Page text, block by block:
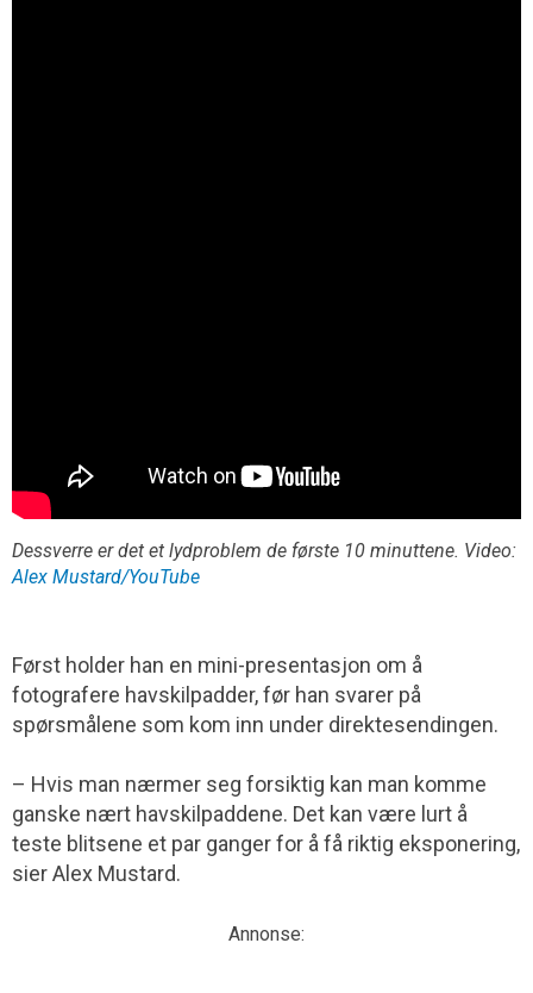
Dessverre er det et lydproblem de første 10 minuttene. Video:
Alex Mustard/YouTube
Først holder han en mini-presentasjon om å
fotografere havskilpadder, før han svarer på
spørsmålene som kom inn under direktesendingen.
– Hvis man nærmer seg forsiktig kan man komme
ganske nært havskilpaddene. Det kan være lurt å
teste blitsene et par ganger for å få riktig eksponering,
sier Alex Mustard.
Annonse: